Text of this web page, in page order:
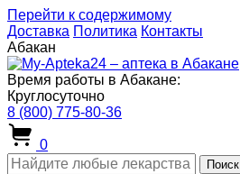
Перейти к содержимому
Доставка Политика Контакты
Абакан
Время работы в Абакане:
Круглосуточно
8 (800) 775-80-36
0
Поиск